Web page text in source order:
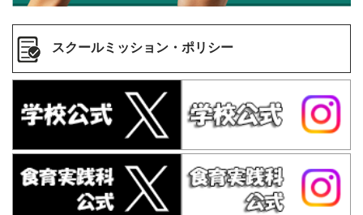
スクールミッション・ポリシー